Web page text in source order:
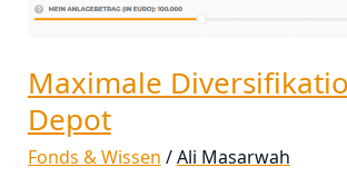
Maximale
Depot
Fonds & Wissen /Ali Masarwah